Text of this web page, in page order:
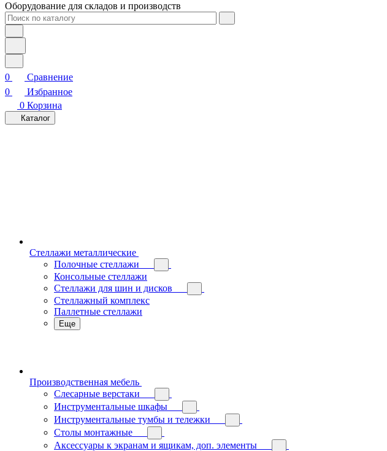
Оборудование для складов и производств
0
Сравнение
0
Избранное
0 Корзина
Каталог
Стеллажи металлические
Полочные стеллажи
Консольные стеллажи
Стеллажи для шин и дисков
Стеллажный комплекс
Паллетные стеллажи
Еще
Производственная мебель
Слесарные верстаки
Инструментальные шкафы
Инструментальные тумбы и тележки
Столы монтажные
Аксессуары к экранам и ящикам, доп. элементы